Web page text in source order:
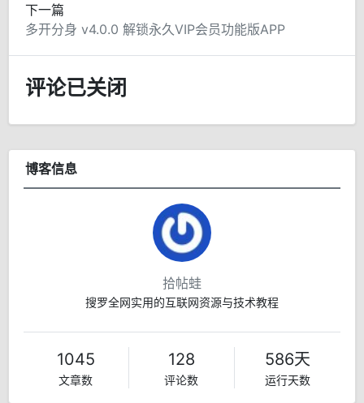
下一篇
多开分身 v4.0.0 解锁永久VIP会员功能版APP
评论已关闭
博客信息
拾帖蛙
搜罗全网实用的互联网资源与技术教程
1045
文章数
128
评论数
586天
运行天数